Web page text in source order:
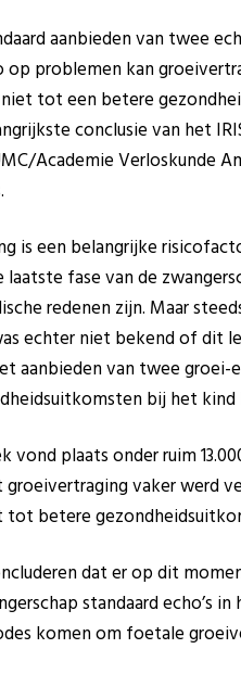
aanbieden van twee
op problemen kan
tot een betere
conclusie van het
Academie Verloskunde
is een belangrijke
laatste fase van de
redenen zijn. Maar
echter niet bekend of dit
aanbieden van twee groei-
bij het kind
vond plaats onder ruim
vaker werd
betere
dat er op dit
standaard echo’s
komen om foetale